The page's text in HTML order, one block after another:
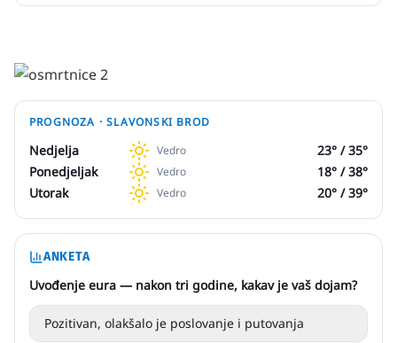
PROGNOZA ·SLAVONSKI BROD
Nedjelja Vedro 23° /35°
Ponedjeljak
Vedro 18° /38°
Utorak
Vedro 20° /39°
ANKETA
Uvođenje eura — nakon tri godine, kakav je vaš dojam?
Pozitivan, olakšalo je poslovanje i putovanja